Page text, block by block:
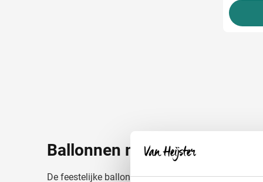
Ballonnen met logo en tekst
De feestelijke ballonnen zijn zeer geschikt om in te